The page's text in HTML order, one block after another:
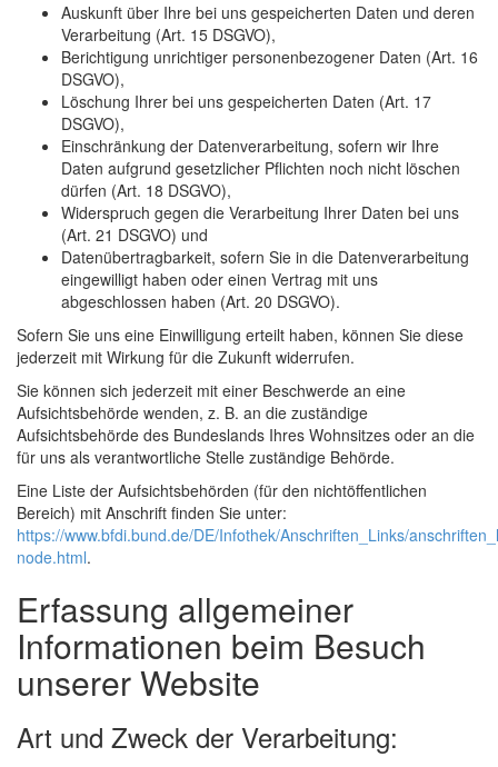
Auskunft über Ihre bei uns gespeicherten Daten und deren
Verarbeitung (Art. 15 DSGVO),
Berichtigung unrichtiger personenbezogener Daten (Art. 16
DSGVO),
Löschung Ihrer bei uns gespeicherten Daten (Art. 17
DSGVO),
Einschränkung der Datenverarbeitung, sofern wir Ihre
Daten aufgrund gesetzlicher Pflichten noch nicht löschen
dürfen (Art. 18 DSGVO),
Widerspruch gegen die Verarbeitung Ihrer Daten bei uns
(Art. 21 DSGVO) und
Datenübertragbarkeit, sofern Sie in die Datenverarbeitung
eingewilligt haben oder einen Vertrag mit uns
abgeschlossen haben (Art. 20 DSGVO).
Sofern Sie uns eine Einwilligung erteilt haben, können Sie diese
jederzeit mit Wirkung für die Zukunft widerrufen.
Sie können sich jederzeit mit einer Beschwerde an eine
Aufsichtsbehörde wenden, z. B. an die zuständige
Aufsichtsbehörde des Bundeslands Ihres Wohnsitzes oder an die
für uns als verantwortliche Stelle zuständige Behörde.
Eine Liste der Aufsichtsbehörden (für den nichtöffentlichen
Bereich) mit Anschrift finden Sie unter:
https://www.bfdi.bund.de/DE/Infothek/Anschriften_Links/
node.html.
Erfassung allgemeiner
Informationen beim Besuch
unserer Website
Art und Zweck der Verarbeitung: